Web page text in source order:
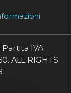
Partita IVA
ALL RIGHTS